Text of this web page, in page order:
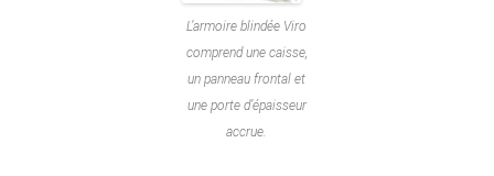
L’armoire blindée Viro
comprend une caisse,
un panneau frontal et
une porte d’épaisseur
accrue.